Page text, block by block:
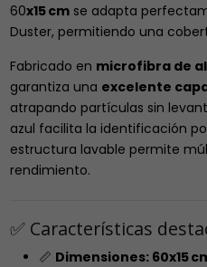
60x15 cmse adapta
Duster, permitiendo una
Fabricado en microfibra de
garantiza una excelente
atrapando partículas sin
azul facilita la identificación
estructura lavable permite
rendimiento.
✅ Características
📏 Dimensiones: 60x15